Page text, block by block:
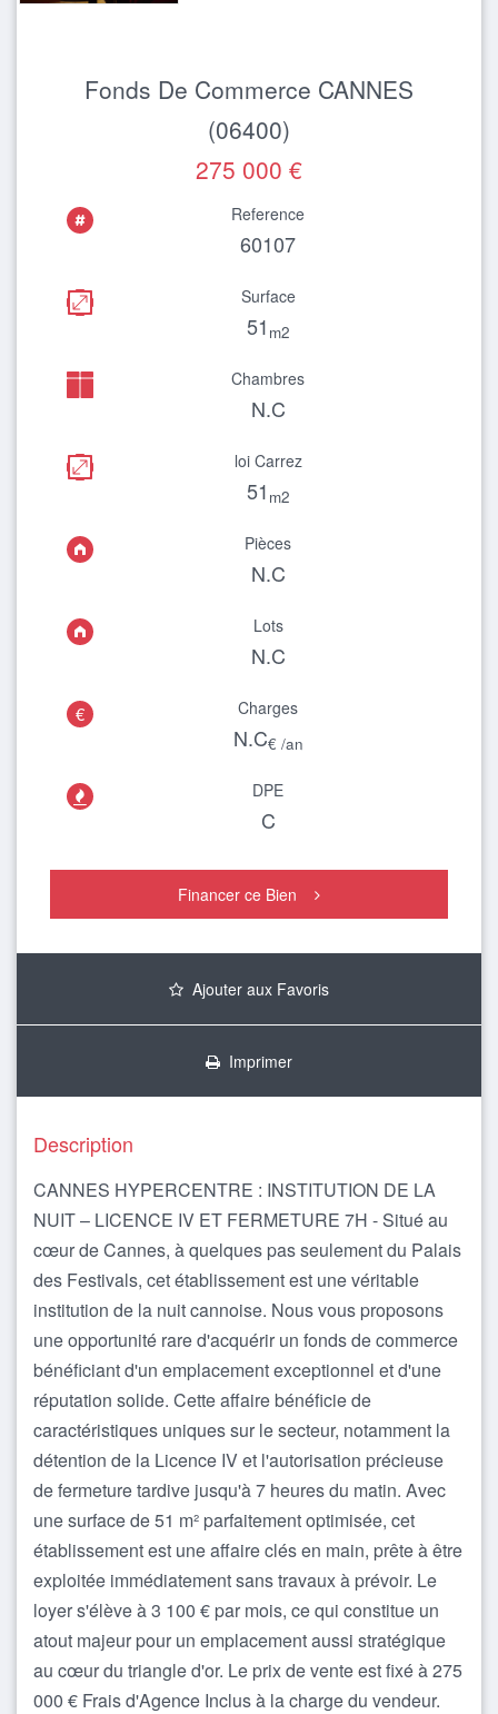
Fonds De Commerce CANNES
(06400)
275 000 €
Reference
60107
Surface
51 m2
Chambres
N.C
loi Carrez
51 m2
Pièces
N.C
Lots
N.C
€ Charges
N.C€ /an
 DPE
C
Financer ce Bien
Ajouter aux Favoris
Imprimer
Description
CANNES HYPERCENTRE : INSTITUTION DE LA
NUIT – LICENCE IV ET FERMETURE 7H - Situé au
cœur de Cannes, à quelques pas seulement du Palais
des Festivals, cet établissement est une véritable
institution de la nuit cannoise. Nous vous proposons
une opportunité rare d'acquérir un fonds de commerce
bénéficiant d'un emplacement exceptionnel et d'une
réputation solide. Cette affaire bénéficie de
caractéristiques uniques sur le secteur, notamment la
détention de la Licence IV et l'autorisation précieuse
de fermeture tardive jusqu'à 7 heures du matin. Avec
une surface de 51 m² parfaitement optimisée, cet
établissement est une affaire clés en main, prête à être
exploitée immédiatement sans travaux à prévoir. Le
loyer s'élève à 3 100 € par mois, ce qui constitue un
atout majeur pour un emplacement aussi stratégique
au cœur du triangle d'or. Le prix de vente est fixé à 275
000 € Frais d'Agence Inclus à la charge du vendeur.